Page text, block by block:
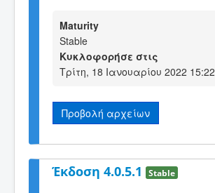
Maturity
Stable
Κυκλοφορήσε στις
Τρίτη, 18 Ιανουαρίου 2022 15:22
Προβολή αρχείων
Έκδοση 4.0.5.1 Stable